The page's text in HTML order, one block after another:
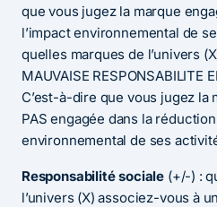
que vous jugez la marque
l’impact environnemental de
quelles marques de l’univers
MAUVAISE RESPONSABILITE
C’est-à-dire que vous jugez la
PAS engagée dans la
environnemental de ses
Responsabilité sociale (+/-) :
l’univers (X) associez-vous à